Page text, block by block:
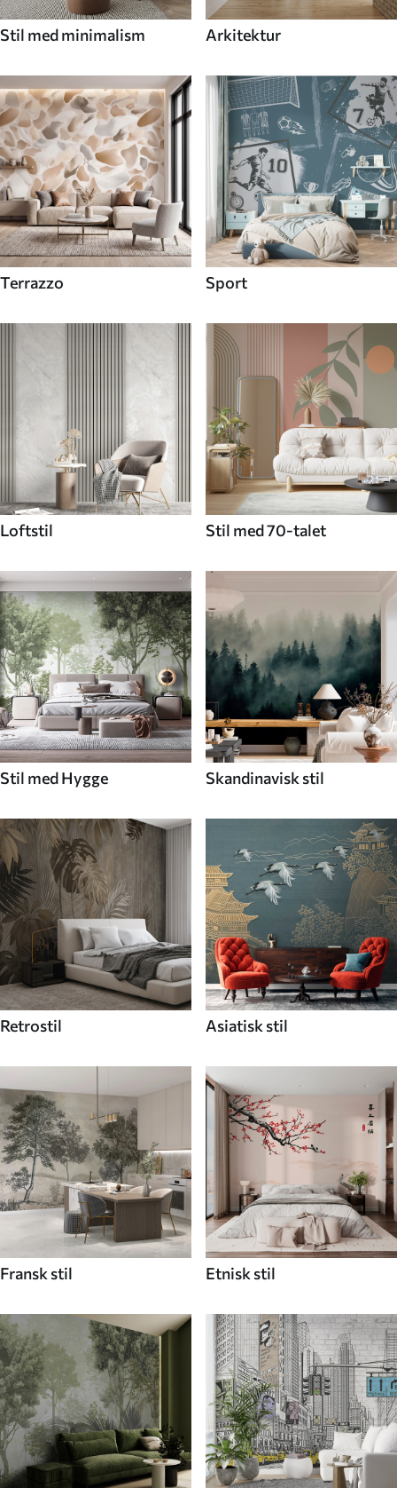
Stil med minimalism Arkitektur
Terrazzo Sport
Loftstil Stil med 70-talet
Stil med Hygge Skandinavisk stil
Retrostil Asiatisk stil
Fransk stil Etnisk stil